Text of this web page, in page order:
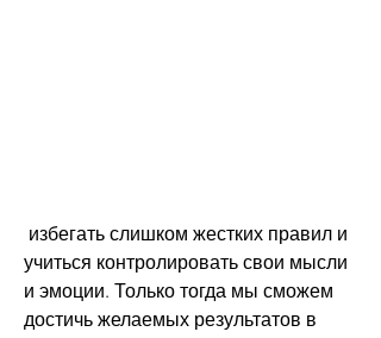
учиться контролировать свои мысли
и эмоции. Только тогда мы сможем
достичь желаемых результатов в